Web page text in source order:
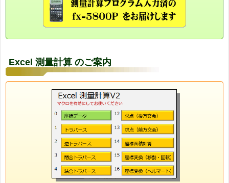
Excel 測量計算 のご案内